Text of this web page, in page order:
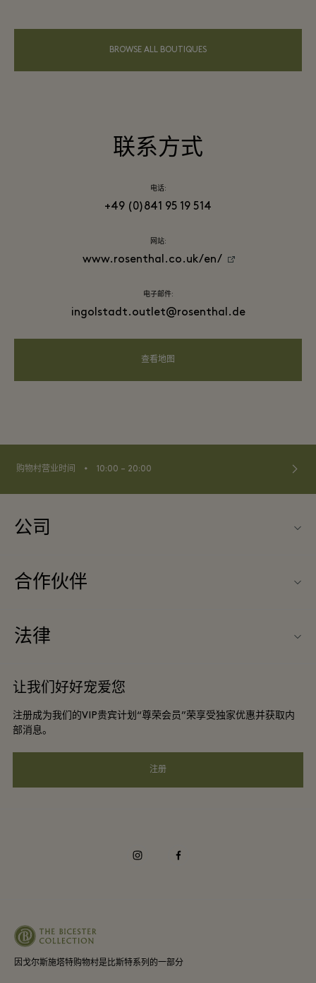
BROWSE ALL BOUTIQUES
联系方式
电话:
+49 (0)841 95 19 514
网站:
www.rosenthal.co.uk/en/
电子邮件:
ingolstadt.outlet@rosenthal.de
查看地图
购物村营业时间 ⬩ 10:00 – 20:00
公司
联系我们
工作机会
下载应用程序
礼品卡
常见问题
合作伙伴
团体预订
法律
会员条款与条件
Privacy notice
让我们好好宠爱您
注册成为我们的VIP贵宾计划“尊荣会员”荣享受独家优惠并获取内
部消息。
注册
因戈尔斯施塔特购物村是比斯特系列的一部分
instagramfacebook